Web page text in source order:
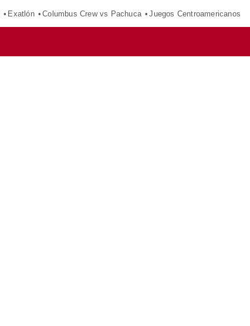
Exatlón Columbus Crew vs Pachuca Juegos Centroamericanos